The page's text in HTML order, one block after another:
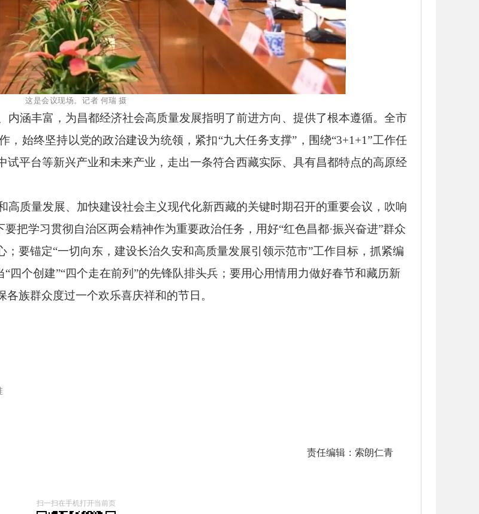
这是会议现场。记者 何瑞 摄
涵丰富，为昌都经济社会高质量发展指明了前进方向、提供了根本遵循。全市
，始终坚持以党的政治建设为统领 ，紧扣“九大任务支撑”，围绕“3+1+1”工作任
平台等新兴产业和未来产业，走出一条符合西藏实际、具有昌都特点的高原经
质量发展、加快建设社会主义现代化新西藏的关键时期召开的重要会议，吹响
把学习贯彻自治区两会精神作为重要政治任务，用好“红色昌都·振兴奋进”群众
要锚定“一切向东，建设长治久安和高质量发展引领示范市”工作目标，抓紧编
四个创建”“四个走在前列”的先锋队排头兵；要用心用情用力做好春节和藏历新
族群众度过一个欢乐喜庆祥和的节日。
责任编辑：索朗仁青
扫一扫在手机打开当前页